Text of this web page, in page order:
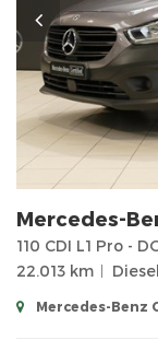
Mercedes-
110 CDI L1 Pro -
22.013 km
Diesel
Mercedes-Benz